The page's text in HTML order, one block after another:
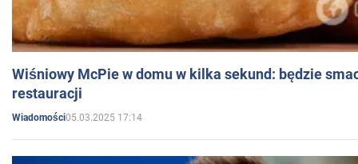
Wiśniowy McPie w domu w kilka sekund: będzie
restauracji
Wiadomości05.03.2025 17:14